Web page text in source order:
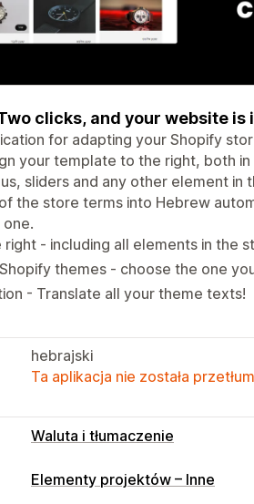
clicks, and your website
for adapting your Shopify
your template to the right, both
sliders and any other element
the store terms into Hebrew
right - including all elements in the
themes - choose the one
- Translate all your theme texts!
hebrajski
Ta aplikacja nie została
Waluta i tłumaczenie
Język i tłumaczenie
Elementy projektów – Inne